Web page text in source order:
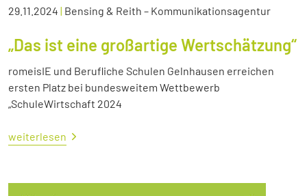
29.11.2024 | Bensing & Reith – Kommunikationsagentur
„Das ist eine großartige Wertschätzung“
romeisIE und Berufliche Schulen Gelnhausen erreichen
ersten Platz bei bundesweitem Wettbewerb
„SchuleWirtschaft 2024
weiterlesen